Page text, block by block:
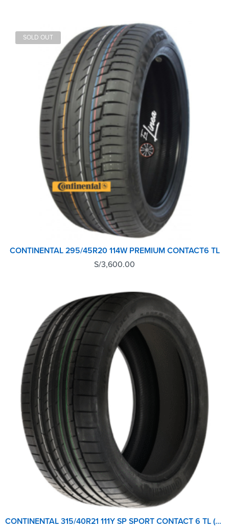
SOLD OUT
CONTINENTAL 295/45R20 114W PREMIUM CONTACT6 TL
S/3,600.00
CONTINENTAL 315/40R21 111Y SP SPORT CONTACT 6 TL (MO) EU